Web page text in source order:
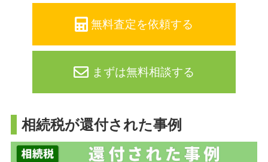
無料査定を依頼する
まずは無料相談する
相続税が還付された事例